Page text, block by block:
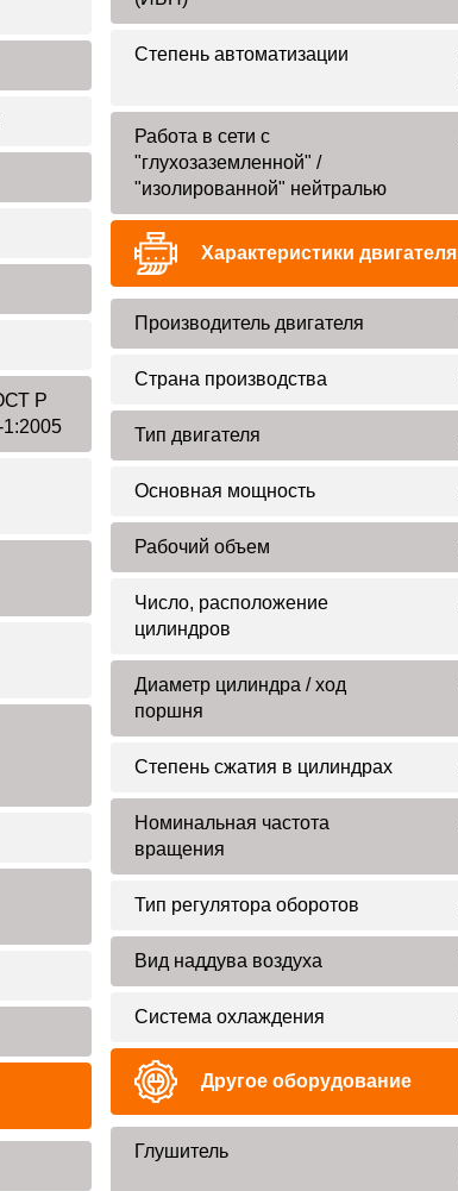
Р
Степень автоматизации
Работа в сети с
"глухозаземленной" /
"изолированной" нейтралью
Характеристики двигателя
Производитель двигателя
Страна производства
Тип двигателя
Основная мощность
Рабочий объем
Число, расположение
цилиндров
Диаметр цилиндра / ход
поршня
Степень сжатия в цилиндрах
Номинальная частота
вращения
Тип регулятора оборотов
Вид наддува воздуха
Система охлаждения
Другое оборудование
Глушитель